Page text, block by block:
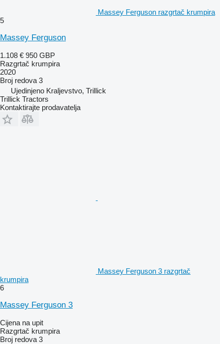
Massey Ferguson razgrtač krumpira
5
Massey Ferguson
1.108 € 950 GBP
Razgrtač krumpira
2020
Broj redova 3
Ujedinjeno Kraljevstvo, Trillick
Trillick Tractors
Kontaktirajte prodavatelja
Massey Ferguson 3 razgrtač
krumpira
6
Massey Ferguson 3
Cijena na upit
Razgrtač krumpira
Broj redova 3